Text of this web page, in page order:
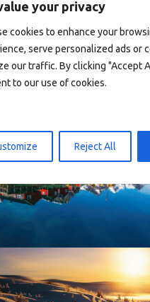
your privacy
cookies to enhance your
serve personalized ads or
our traffic. By clicking "Accept
to our use of cookies.
Reject All